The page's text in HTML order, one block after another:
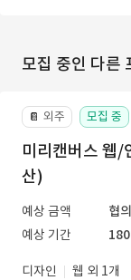
모집 중인 다른
📔 외주 모집 중
미리캔버스 웹/
산)
예상 금액
협
예상 기간
디자인
웹 외 1개